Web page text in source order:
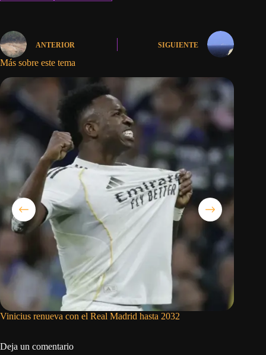
ANTERIOR SIGUIENTE
Más sobre este tema
Vinicius renueva con el Real Madrid hasta 2032
Deja un comentario